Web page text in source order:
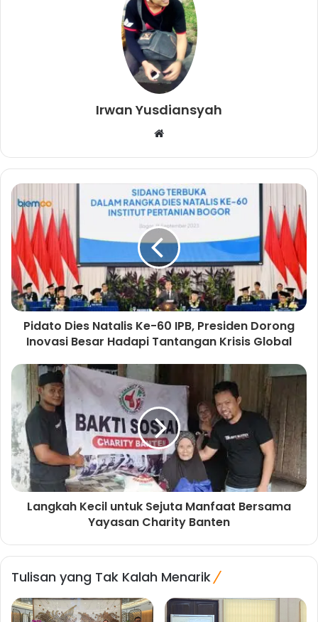
Irwan Yusdiansyah
b
s
i
t
Pidato Dies Natalis Ke-60 IPB, Presiden Dorong
Inovasi Besar Hadapi Tantangan Krisis Global
Langkah Kecil untuk Sejuta Manfaat Bersama
Yayasan Charity Banten
Tulisan yang Tak Kalah Menarik